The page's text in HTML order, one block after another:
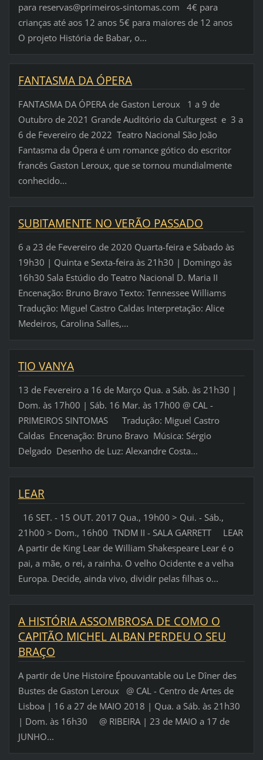
para reservas@primeiros-sintomas.com 4€ para
crianças até aos 12 anos 5€ para maiores de 12 anos
O projeto História de Babar, o...
FANTASMA DA ÓPERA
FANTASMA DA ÓPERA de Gaston Leroux 1 a 9 de
Outubro de 2021 Grande Auditório da Culturgest e 3 a
6 de Fevereiro de 2022 Teatro Nacional São João
Fantasma da Ópera é um romance gótico do escritor
francês Gaston Leroux, que se tornou mundialmente
conhecido...
SUBITAMENTE NO VERÃO PASSADO
6 a 23 de Fevereiro de 2020 Quarta-feira e Sábado às
19h30 | Quinta e Sexta-feira às 21h30 | Domingo às
16h30 Sala Estúdio do Teatro Nacional D. Maria II
Encenação: Bruno Bravo Texto: Tennessee Williams
Tradução: Miguel Castro Caldas Interpretação: Alice
Medeiros, Carolina Salles,...
TIO VANYA
13 de Fevereiro a 16 de Março Qua. a Sáb. às 21h30 |
Dom. às 17h00 | Sáb. 16 Mar. às 17h00 @ CAL -
PRIMEIROS SINTOMAS Tradução: Miguel Castro
Caldas Encenação: Bruno Bravo Música: Sérgio
Delgado Desenho de Luz: Alexandre Costa...
LEAR
16 SET. - 15 OUT. 2017 Qua., 19h00 > Qui. - Sáb.,
21h00 > Dom., 16h00 TNDM II - SALA GARRETT LEAR
A partir de King Lear de William Shakespeare Lear é o
pai, a mãe, o rei, a rainha. O velho Ocidente e a velha
Europa. Decide, ainda vivo, dividir pelas filhas o...
A HISTÓRIA ASSOMBROSA DE COMO O
CAPITÃO MICHEL ALBAN PERDEU O SEU
BRAÇO
A partir de Une Histoire Épouvantable ou Le Dîner des
Bustes de Gaston Leroux @ CAL - Centro de Artes de
Lisboa | 16 a 27 de MAIO 2018 | Qua. a Sáb. às 21h30
| Dom. às 16h30 @ RIBEIRA | 23 de MAIO a 17 de
JUNHO...